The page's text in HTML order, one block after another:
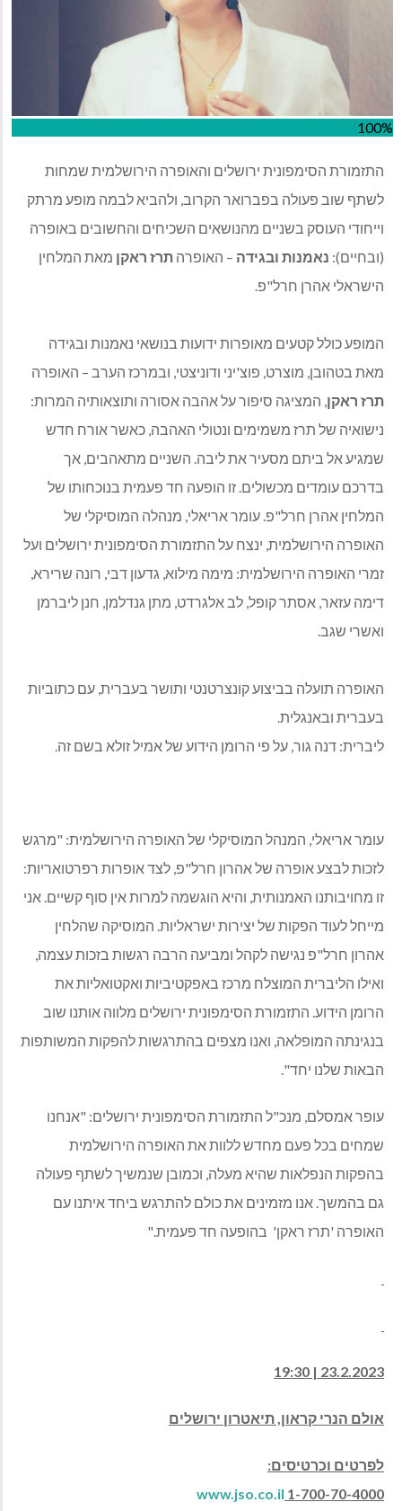
100%
התזמורת הסימפונית ירושלים והאופרה הירושלמית שמחות
לשתף שוב פעולה בפברואר הקרוב, ולהביא לבמה מופע מרתק
וייחודי העוסק בשניים מהנושאים השכיחים והחשובים באופרה
(ובחיים): נאמנות ובגידה – האופרה תרז ראקן מאת המלחין
הישראלי אהרן חרל"פ.
המופע כולל קטעים מאופרות ידועות בנושאי נאמנות ובגידה
מאת בטהובן, מוצרט, פוצ'יני ודוניצטי, ובמרכז הערב – האופרה
תרז ראקן, המציגה סיפור על אהבה אסורה ותוצאותיה המרות:
נישואיה של תרז משמימים ונטולי האהבה, כאשר אורח חדש
שמגיע אל ביתם מסעיר את ליבה. השניים מתאהבים, אך
בדרכם עומדים מכשולים. זו הופעה חד פעמית בנוכחותו של
המלחין אהרן חרל"פ. עומר אריאלי, מנהלה המוסיקלי של
האופרה הירושלמית, ינצח על התזמורת הסימפונית ירושלים ועל
זמרי האופרה הירושלמית: מימה מילוא, גדעון דבי, רונה שרירא,
דימה עזאר, אסתר קופל, לב אלגרדט, מתן גנדלמן, חנן ליברמן
ואשרי שגב.
האופרה תועלה בביצוע קונצרטנטי ותושר בעברית, עם כתוביות
בעברית ובאנגלית.
ליברית: דנה גור, על פי הרומן הידוע של אמיל זולא בשם זה.
עומר אריאלי, המנהל המוסיקלי של האופרה הירושלמית: "מרגש
לזכות לבצע אופרה של אהרון חרל"פ, לצד אופרות רפרטואריות:
זו מחויבותנו האמנותית, והיא הוגשמה למרות אין סוף קשיים. אני
מייחל לעוד הפקות של יצירות ישראליות. המוסיקה שהלחין
אהרון חרל"פ נגישה לקהל ומביעה הרבה רגשות בזכות עצמה,
ואילו הליברית המוצלח מרכז באפקטיביות ואקטואליות את
הרומן הידוע. התזמורת הסימפונית ירושלים מלווה אותנו שוב
בנגינתה המופלאה, ואנו מצפים בהתרגשות להפקות המשותפות
הבאות שלנו יחד".
עופר אמסלם, מנכ"ל התזמורת הסימפונית ירושלים: "אנחנו
שמחים בכל פעם מחדש ללוות את האופרה הירושלמית
בהפקות הנפלאות שהיא מעלה, וכמובן שנמשיך לשתף פעולה
גם בהמשך. אנו מזמינים את כולם להתרגש ביחד איתנו עם
האופרה 'תרז ראקן' בהופעה חד פעמית."
23.2.2023 |
19:30
אולם הנרי קראון, תיאטרון ירושלים
לפרטים וכרטיסים:
www.jso.co.il 1-700-70-4000